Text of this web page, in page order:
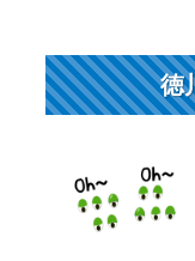
徳